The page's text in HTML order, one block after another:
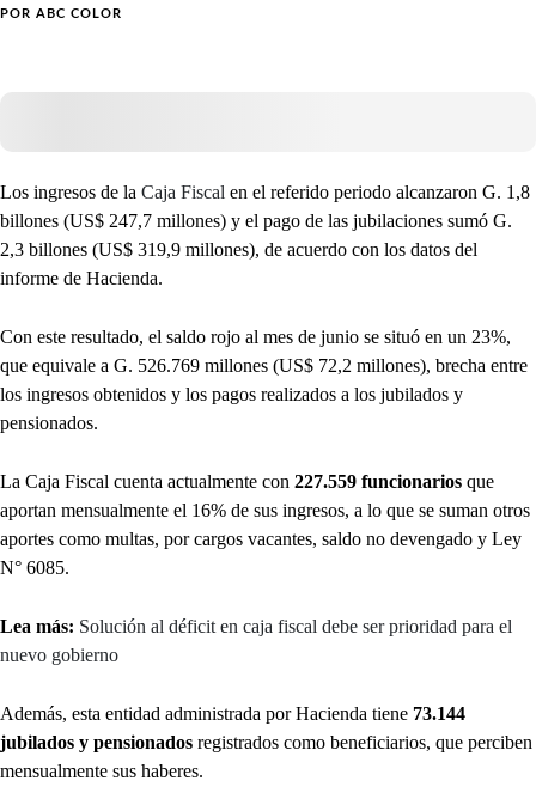
POR ABC COLOR
Los ingresos de la Caja Fiscal en el referido periodo alcanzaron G. 1,8
billones (US$ 247,7 millones) y el pago de las jubilaciones sumó G.
2,3 billones (US$ 319,9 millones), de acuerdo con los datos del
informe de Hacienda.
Con este resultado, el saldo rojo al mes de junio se situó en un 23%,
que equivale a G. 526.769 millones (US$ 72,2 millones), brecha entre
los ingresos obtenidos y los pagos realizados a los jubilados y
pensionados.
La Caja Fiscal cuenta actualmente con 227.559 funcionarios que
aportan mensualmente el 16% de sus ingresos, a lo que se suman otros
aportes como multas, por cargos vacantes, saldo no devengado y Ley
N° 6085.
Lea más: Solución al déficit en caja fiscal debe ser prioridad para el
nuevo gobierno
Además, esta entidad administrada por Hacienda tiene 73.144
jubilados y pensionados registrados como beneficiarios, que perciben
mensualmente sus haberes.